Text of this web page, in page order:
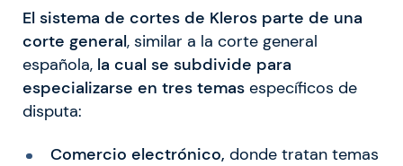
El sistema de cortes de Kleros parte de una
corte general, similar a la corte general
española, la cual se subdivide para
especializarse en tres temas específicos de
disputa:
Comercio electrónico, donde tratan temas